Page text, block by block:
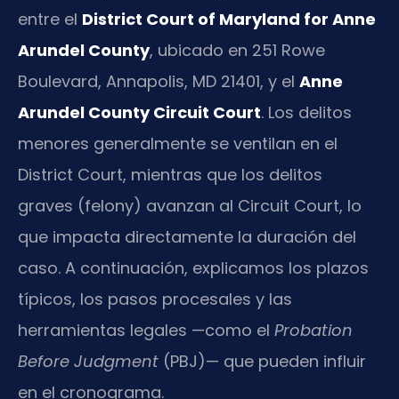
entre el District Court of Maryland for Anne
Arundel County, ubicado en 251 Rowe
Boulevard, Annapolis, MD 21401, y el Anne
Arundel County Circuit Court. Los delitos
menores generalmente se ventilan en el
District Court, mientras que los delitos
graves (felony) avanzan al Circuit Court, lo
que impacta directamente la duración del
caso. A continuación, explicamos los plazos
típicos, los pasos procesales y las
herramientas legales —como el Probation
Before Judgment (PBJ)— que pueden influir
en el cronograma.